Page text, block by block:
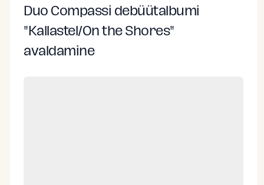
Duo Compassi debüütalbumi
"Kallastel/On the Shores"
avaldamine